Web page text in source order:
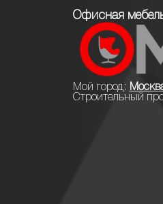
Офисная
Мой город:
Строительный